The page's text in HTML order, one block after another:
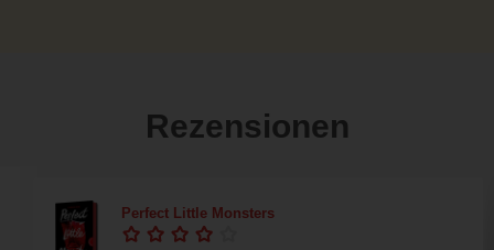
Rezensionen
Perfect Little Monsters